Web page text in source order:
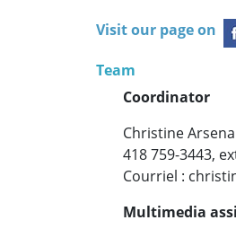
Visit our page on
Team
Coordinator
Christine
418 759-3443,
Courriel :
Multimedia